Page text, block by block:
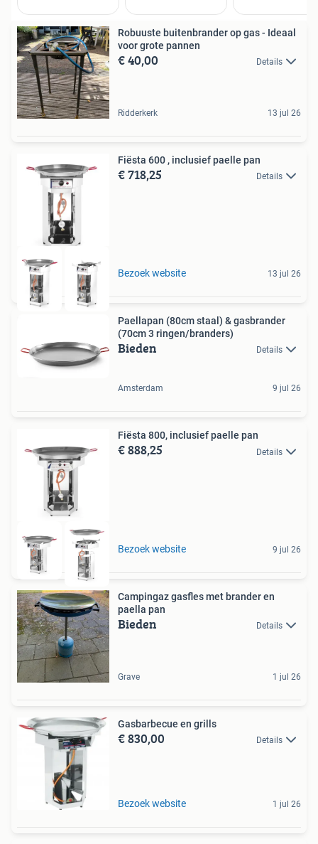
Robuuste buitenbrander op gas - Ideaal
voor grote pannen
€ 40,00 Details
Ridderkerk 13 jul 26
Fiësta 600 , inclusief paelle pan
€ 718,25 Details
Bezoek website 13 jul 26
Paellapan (80cm staal) & gasbrander
(70cm 3 ringen/branders)
Bieden Details
Amsterdam 9 jul 26
Fiësta 800, inclusief paelle pan
€ 888,25 Details
Bezoek website 9 jul 26
Campingaz gasfles met brander en
paella pan
Bieden Details
Grave 1 jul 26
Gasbarbecue en grills
€ 830,00 Details
Bezoek website 1 jul 26